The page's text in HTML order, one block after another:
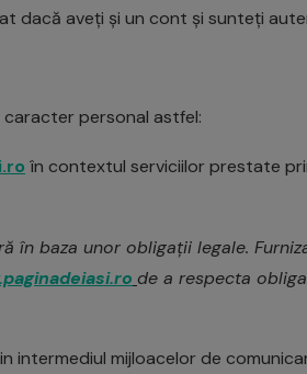
dacă aveți și un cont și sunteți
personal astfel:
în contextul serviciilor prestate
baza unor obligații legale.
de a respecta
mijloacelor de